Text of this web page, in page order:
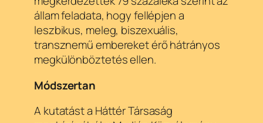
állam feladata, hogy fellépjen a
leszbikus, meleg, biszexuális,
transznemű embereket érő hátrányos
megkülönböztetés ellen.
Módszertan
A kutatást a Háttér Társaság